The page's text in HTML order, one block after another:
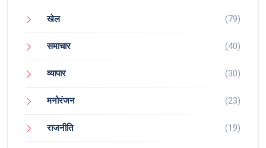
खेल (79)
समाचार (40)
व्यापार (30)
मनोरंजन (23)
राजनीति (19)